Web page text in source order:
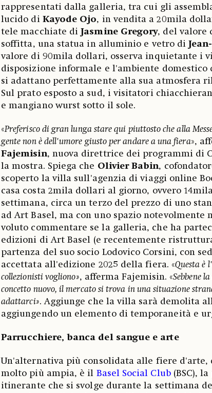
rappresentati dalla galleria, tra cui gli
lucido di Kayode Ojo, in vendita a 20mila
tele macchiate diJasmine Gregory, del valore
soffitta, una statua in alluminio e vetro di
valore di 90mila dollari, osserva inquietante i
disposizione informale e l'ambiente domestico
si adattano perfettamente alla sua atmosfera
Sul prato esposto a sud, i visitatori
e mangiano wurst sotto il sole.
«Preferisco di gran lunga stare qui piuttosto che alla
gente non è dell'umore giusto per andare a una fiera»,
Fajemisin, nuova direttrice dei programmi di
la mostra. Spiega che Olivier Babin,
scoperto la villa sull'agenzia di viaggi online
casa costa 2mila dollari al giorno, ovvero
settimana, circa un terzo del prezzo di uno
ad Art Basel, ma con uno spazio notevolmente
voluto commentare se la galleria, che ha
edizioni di Art Basel (e recentemente
partenza del suo socio Lodovico Corsini, con
accettata all'edizione 2025 della fiera. «Questa è
collezionisti vogliono», afferma Fajemisin. «Sebbene
concetto nuovo, il mercato si trova in una situazione
adattarci». Aggiunge che la villa sarà demolita
aggiungendo un elemento di temporaneità e
Parrucchiere, banca del sangue e arte
Un'alternativa più consolidata alle fiere d'arte,
molto più ampia, è il Basel Social Club(BSC),
itinerante che si svolge durante la settimana